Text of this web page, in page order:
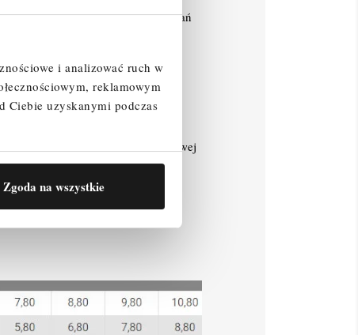
i analizować ruch w
reklamowym
Ciebie uzyskanymi podczas
Zgoda na wszystkie
półautomatyczny system mocowań
montaż.
zamontowanym na ramie pionowej